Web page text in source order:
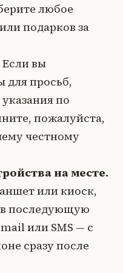
любое
подарков за
Если вы
для просьб,
по
пожалуйста,
честному
на месте.
или киоск,
в последующую
или SMS — с
сразу после